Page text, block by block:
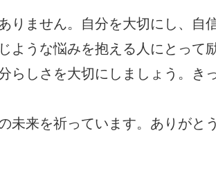
りません。自分を大切にし、自
うな悩みを抱える人にとって
らしさを大切にしましょう。き
来を祈っています。ありがとう